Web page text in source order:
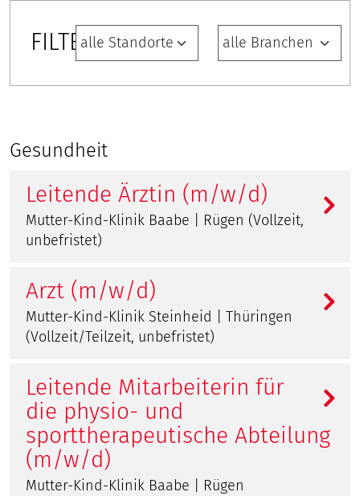
FILTER
Gesundheit
Leitende Ärztin (m/w/d)
Mutter-Kind-Klinik Baabe | Rügen (Vollzeit,
unbefristet)
Arzt (m/w/d)
Mutter-Kind-Klinik Steinheid | Thüringen
(Vollzeit/Teilzeit, unbefristet)
Leitende Mitarbeiterin für
die physio- und
sporttherapeutische Abteilung
(m/w/d)
Mutter-Kind-Klinik Baabe | Rügen